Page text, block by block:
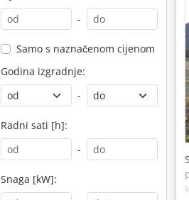
-
Samo s naznačenom cijenom
Godina izgradnje:
-
Radni sati [h]:
-
Snaga [kW]: